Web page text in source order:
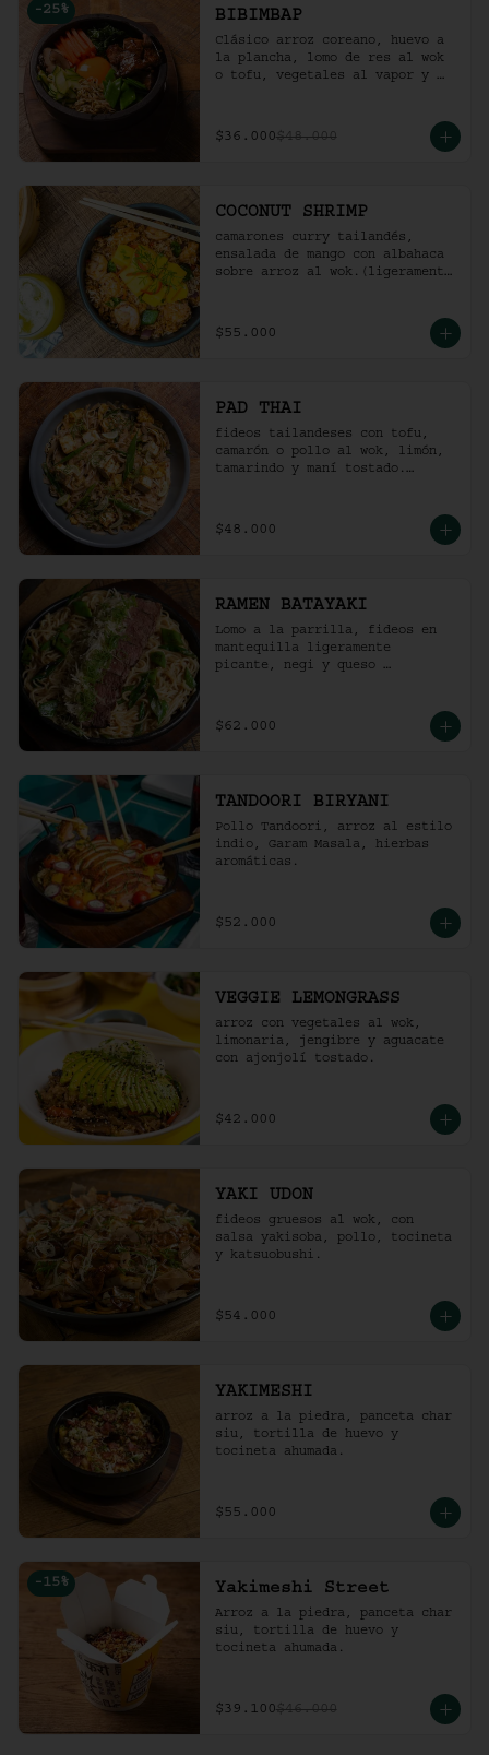
-25 % BIBIMBAP
Clásico arroz coreano, huevo a
la plancha, lomo de res al wok
o tofu, vegetales al vapor y
$36.000$48.000
COCONUT SHRIMP
camarones curry tailandés,
ensalada de mango con albahaca
sobre arroz al wok.(ligeramente
$55.000
PAD THAI
fideos tailandeses con tofu,
camarón o pollo al wok, limón,
tamarindo y maní tostado.
$48.000
RAMEN BATAYAKI
Lomo a la parrilla, fideos en
mantequilla ligeramente
picante, negi y queso
$62.000
TANDOORI BIRYANI
Pollo Tandoori, arroz al estilo
indio, Garam Masala, hierbas
aromáticas.
$52.000
VEGGIE LEMONGRASS
arroz con vegetales al wok,
limonaria, jengibre y aguacate
con ajonjolí tostado.
$42.000
YAKI UDON
fideos gruesos al wok, con
salsa yakisoba, pollo, tocineta
y katsuobushi.
$54.000
YAKIMESHI
arroz a la piedra, panceta char
siu, tortilla de huevo y
tocineta ahumada.
$55.000
-15 % Yakimeshi Street
Arroz a la piedra, panceta char
siu, tortilla de huevo y
tocineta ahumada.
$39.100$46.000